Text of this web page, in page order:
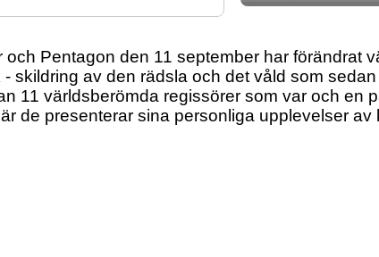
Pentagon den 11 september har förändrat
skildring av den rädsla och det våld som
11 världsberömda regissörer som var och en
de presenterar sina personliga upplevelser av